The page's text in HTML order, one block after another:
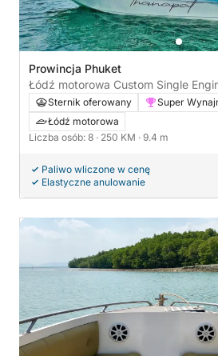
Prowincja Phuket
Łódź motorowa Custom Single
250KM
Sternik oferowany
Super
Łódź motorowa
Liczba osób: 8 · 250 KM · 9.4 m
Paliwo wliczone w cenę
Elastyczne anulowanie